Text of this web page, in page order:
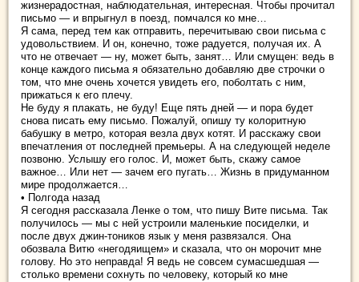
жизнерадостная, наблюдательная, интересная. Чтобы прочитал
письмо — и впрыгнул в поезд, помчался ко мне…
Я сама, перед тем как отправить, перечитываю свои письма с
удовольствием. И он, конечно, тоже радуется, получая их. А
что не отвечает — ну, может быть, занят… Или смущен: ведь в
конце каждого письма я обязательно добавляю две строчки о
том, что мне очень хочется увидеть его, поболтать с ним,
прижаться к его плечу.
Не буду я плакать, не буду! Еще пять дней — и пора будет
снова писать ему письмо. Пожалуй, опишу ту колоритную
бабушку в метро, которая везла двух котят. И расскажу свои
впечатления от последней премьеры. А на следующей неделе
позвоню. Услышу его голос. И, может быть, скажу самое
важное… Или нет — зачем его пугать… Жизнь в придуманном
мире продолжается…
• Полгода назад
Я сегодня рассказала Ленке о том, что пишу Вите письма. Так
получилось — мы с ней устроили маленькие посиделки, и
после двух джин-тоников язык у меня развязался. Она
обозвала Витю «негодяищем» и сказала, что он морочит мне
голову. Но это неправда! Я ведь не совсем сумасшедшая —
столько времени сохнуть по человеку, который ко мне